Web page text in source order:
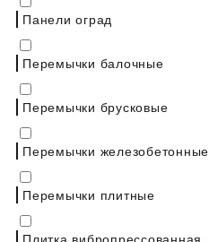
Панели оград
Перемычки балочные
Перемычки брусковые
Перемычки железобетонные
Перемычки плитные
Плитка вибропрессованная